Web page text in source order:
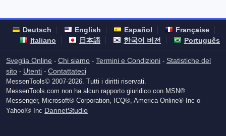
Deutsch English Español
Française
Italiano
日本語 한국어 버전 Português
Sveglia Online - Chi siamo - Termini e Condizioni - Statistiche del
sito - Utenti - Contattateci
MessenTools© 2007-2026. Tutti i diritti riservati.
MessenTools.com non ha alcun rapporto giuridico con MSN®
Messenger, Microsoft® Corporation, ICQ®, America Online® Inc o
Yahoo!® Inc DannetStudio